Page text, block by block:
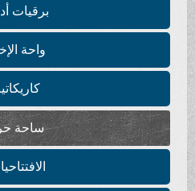
برقيات أدبية
واحة الإخاء
كاريكاتير
ساحة حرة
الافتتاحيات